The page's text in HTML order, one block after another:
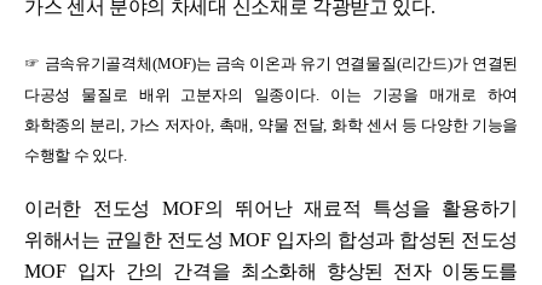
가스 센서 분야의 차세대 신소재로 각광받고 있다.
☞ 금속유기골격체(MOF)는 금속 이온과 유기 연결물질(리간드)가 연결된
다공성 물질로 배위 고분자의 일종이다. 이는 기공을 매개로 하여
화학종의 분리
가스 저자아, 촉매 약물 전달, 화학 센서 등 다양한 기능을
수행할 수 있다.
이러한 전도성 MOF의 뛰어난 재료적 특성을 활용하기
위해서는 균일한 전도성 MOF 입자의 합성과 합성된 전도성
MOF 입자 간의 간격을 최소화해 향상된 전자 이동도를